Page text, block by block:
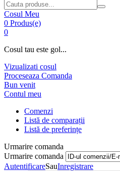
Cosul Meu
0 Produs(e)
0
Cosul tau este gol...
Vizualizati cosul
Proceseaza Comanda
Bun venit
Contul meu
Comenzi
Listă de comparații
Listă de preferințe
Urmarire comanda
Urmarire comanda
AutentificareSauInregistrare